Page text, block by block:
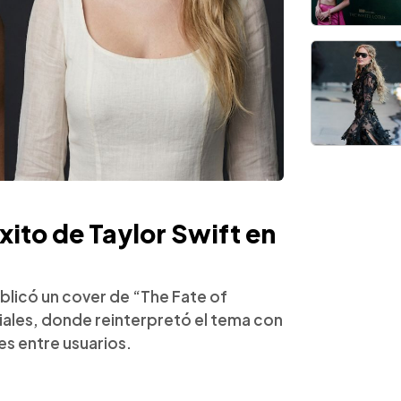
de Taylor Swift en
un cover de “The Fate of
donde reinterpretó el tema con
entre usuarios.